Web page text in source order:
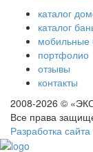
каталог
каталог
мобильные
портфолио
отзывы
контакты
2008-2026 ©
Все права
Разработка сайта